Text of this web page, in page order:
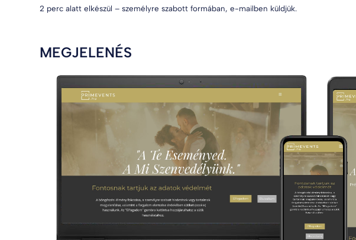
2 perc alatt elkészül – személyre szabott formában, e-mailben küldjük.
MEGJELENÉS